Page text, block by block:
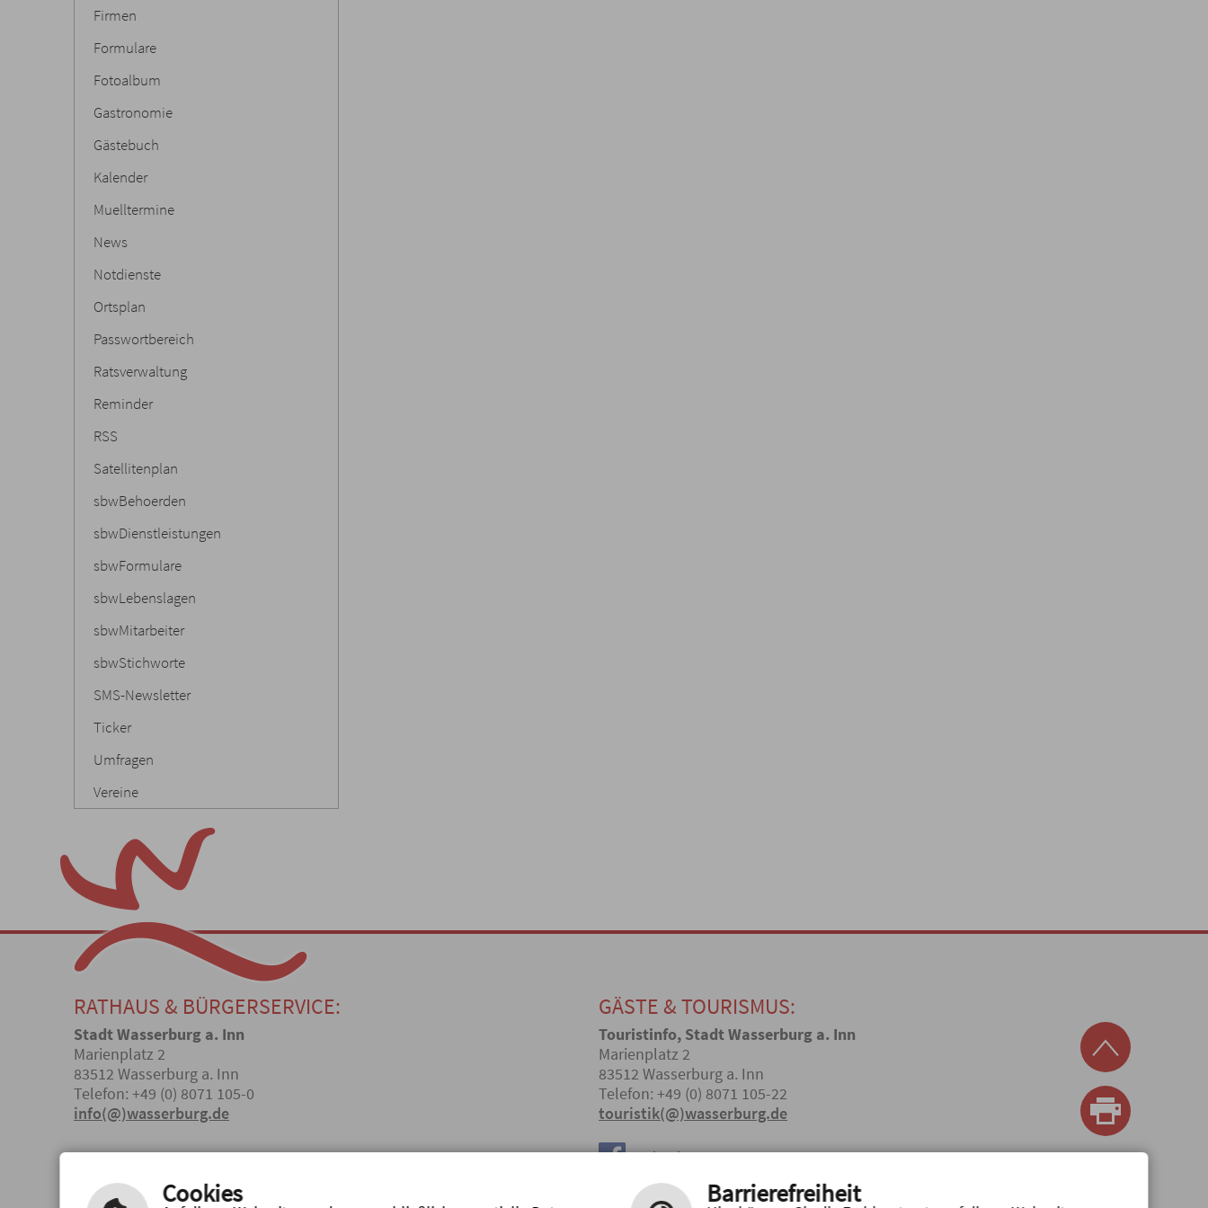
Firmen
Formulare
Fotoalbum
Gastronomie
Gästebuch
Kalender
Muelltermine
News
Notdienste
Ortsplan
Passwortbereich
Ratsverwaltung
Reminder
RSS
Satellitenplan
sbwBehoerden
sbwDienstleistungen
sbwFormulare
sbwLebenslagen
sbwMitarbeiter
sbwStichworte
SMS-Newsletter
Ticker
Umfragen
Vereine
RATHAUS & BÜRGERSERVICE:
Stadt Wasserburg a. Inn
Marienplatz 2
83512 Wasserburg a. Inn
Telefon: +49 (0) 8071 105-0
info(@)wasserburg.de
GÄSTE & TOURISMUS:
Touristinfo, Stadt Wasserburg a. Inn
Marienplatz 2
83512 Wasserburg a. Inn
Telefon: +49 (0) 8071 105-22
touristik(@)wasserburg.de
Facebook
Instagram
Cookies Barrierefreiheit